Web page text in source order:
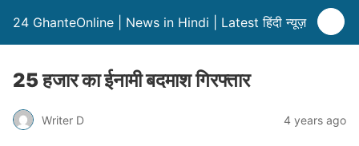
24 GhanteOnline | News in Hindi | Latest हिंदी न्यूज़
25 हजार का ईनामी बदमाश गिरफ्तार
Writer D 4 years ago